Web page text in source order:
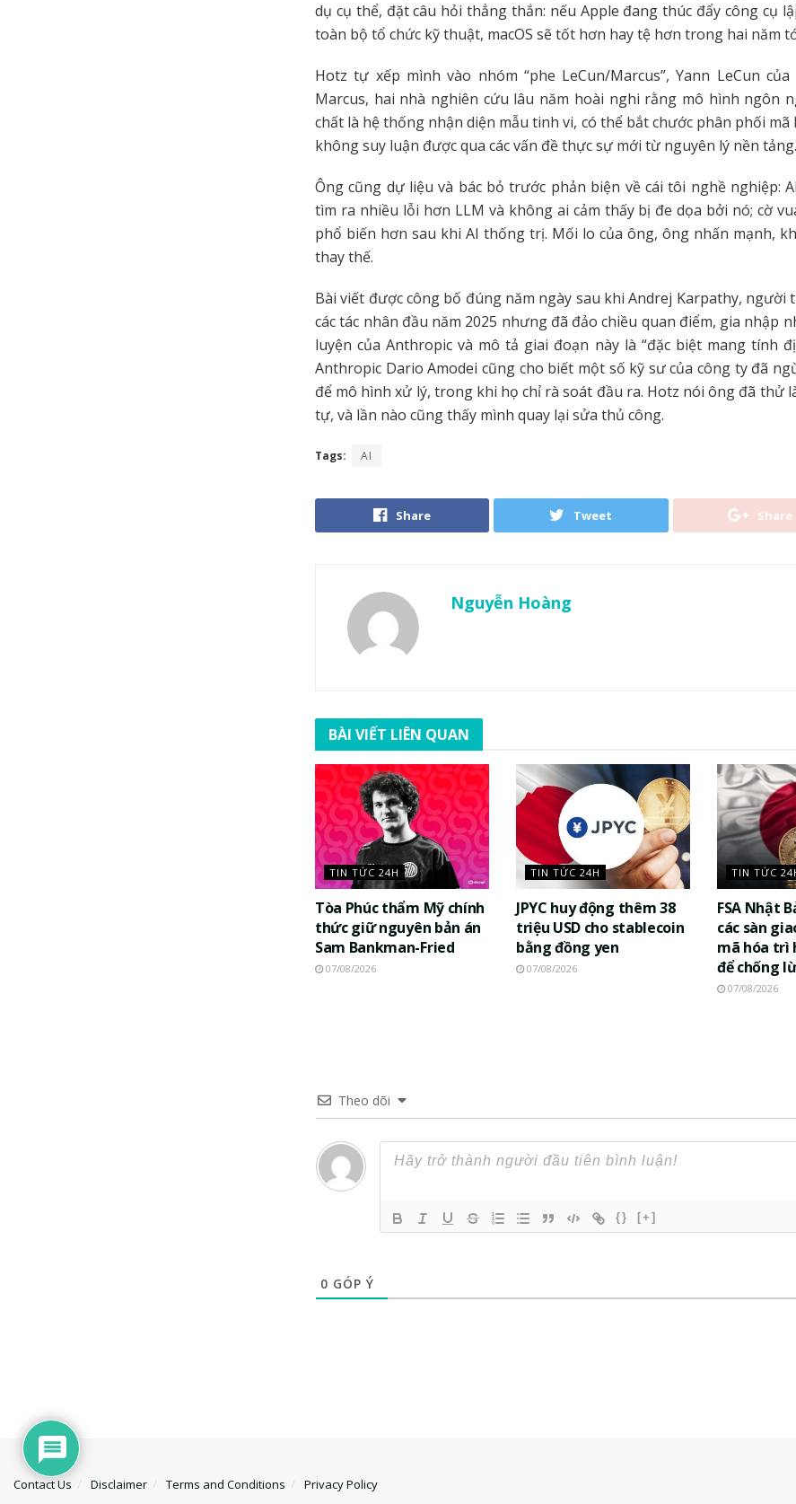
dụ cụ thể, đặt câu hỏi thẳng thắn: nếu Apple đang thúc đẩy công cụ
toàn bộ tổ chức kỹ thuật, macOS sẽ tốt hơn hay tệ hơn trong hai năm
Hotz tự xếp mình vào nhóm “phe LeCun/Marcus”, Yann LeCun
Marcus, hai nhà nghiên cứu lâu năm hoài nghi rằng mô hình ngôn
chất là hệ thống nhận diện mẫu tinh vi, có thể bắt chước phân phối
không suy luận được qua các vấn đề thực sự mới từ nguyên lý nền tảng.
Ông cũng dự liệu và bác bỏ trước phản biện về cái tôi nghề nghiệp:
tìm ra nhiều lỗi hơn LLM và không ai cảm thấy bị đe dọa bởi nó; cờ
phổ biến hơn sau khi AI thống trị. Mối lo của ông, ông nhấn mạnh,
thay thế.
Bài viết được công bố đúng năm ngày sau khi Andrej Karpathy, người
các tác nhân đầu năm 2025 nhưng đã đảo chiều quan điểm, gia nhập
luyện của Anthropic và mô tả giai đoạn này là “đặc biệt mang tính
Anthropic Dario Amodei cũng cho biết một số kỹ sư của công ty đã
để mô hình xử lý, trong khi họ chỉ rà soát đầu ra. Hotz nói ông đã thử
tự, và lần nào cũng thấy mình quay lại sửa thủ công.
Tags: AI
Share Tweet Share
Nguyễn Hoàng
BÀI VIẾT LIÊN QUAN
TIN TỨC 24H
Tòa Phúc thẩm Mỹ chính
thức giữ nguyên bản án
Sam Bankman-Fried
07/08/2026
TIN TỨC 24H
JPYC huy động thêm 38
triệu USD cho stablecoin
bằng đồng yen
07/08/2026
TIN TỨC
FSA Nhật
các sàn
mã hóa trì
để chống
07/08/2026
Theo dõi
{} [+]
0 GÓP Ý
Contact Us Disclaimer Terms and Conditions Privacy Policy